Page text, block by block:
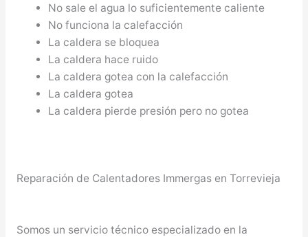
No sale el agua lo suficientemente caliente
No funciona la calefacción
La caldera se bloquea
La caldera hace ruido
La caldera gotea con la calefacción
La caldera gotea
La caldera pierde presión pero no gotea
Reparación de Calentadores Immergas en Torrevieja
Somos un servicio técnico especializado en la